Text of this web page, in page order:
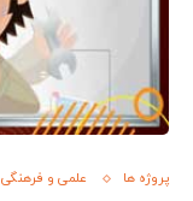
پروژه ها علمی و فرهنگی